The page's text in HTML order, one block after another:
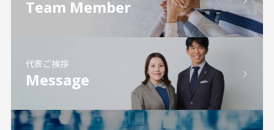
Team Member
代表ご挨拶
Message